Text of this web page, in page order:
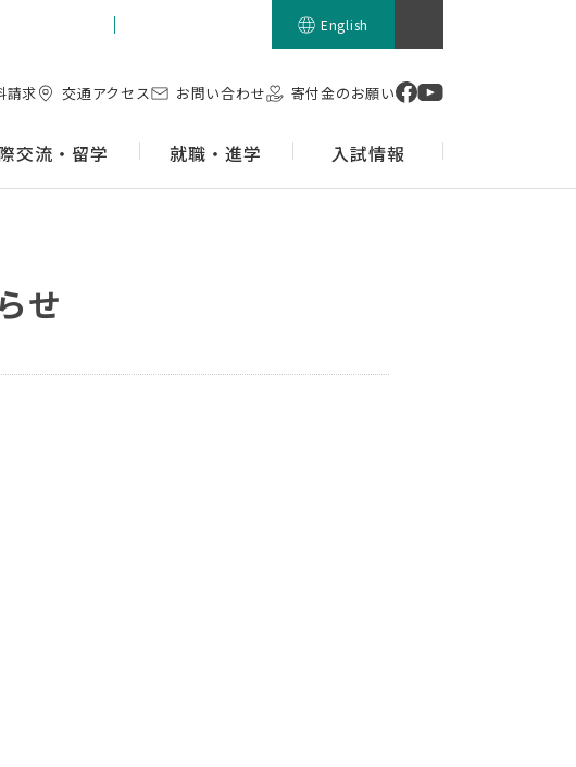
English
請求 交通アクセス お問い合わせ 寄付金のお願い
交流・留学 就職・進学 入試情報
せ